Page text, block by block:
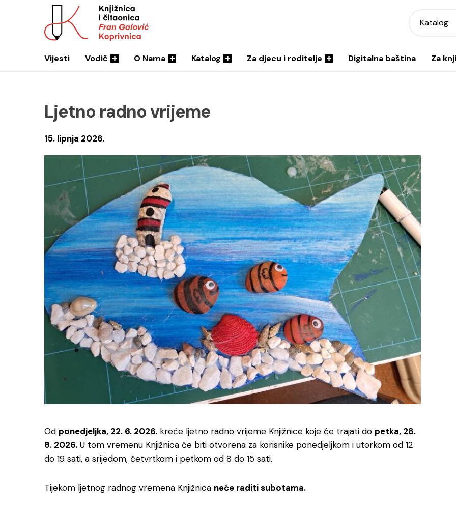
Katalog
Vijesti Vodič O Nama Katalog Za djecu i roditelje Digitalna baština Za
Ljetno radno vrijeme
15. lipnja 2026.
Od ponedjeljka, 22. 6. 2026. kreće ljetno radno vrijeme Knjižnice koje će trajati do petka, 28.
8. 2026. U tom vremenu Knjižnica će biti otvorena za korisnike ponedjeljkom i utorkom od 12
do 19 sati, a srijedom, četvrtkom i petkom od 8 do 15 sati.
Tijekom ljetnog radnog vremena Knjižnica neće raditi subotama.